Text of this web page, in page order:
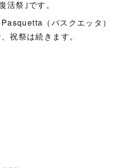
活祭｣です。
（パスクエッタ）
祝祭は続きます。